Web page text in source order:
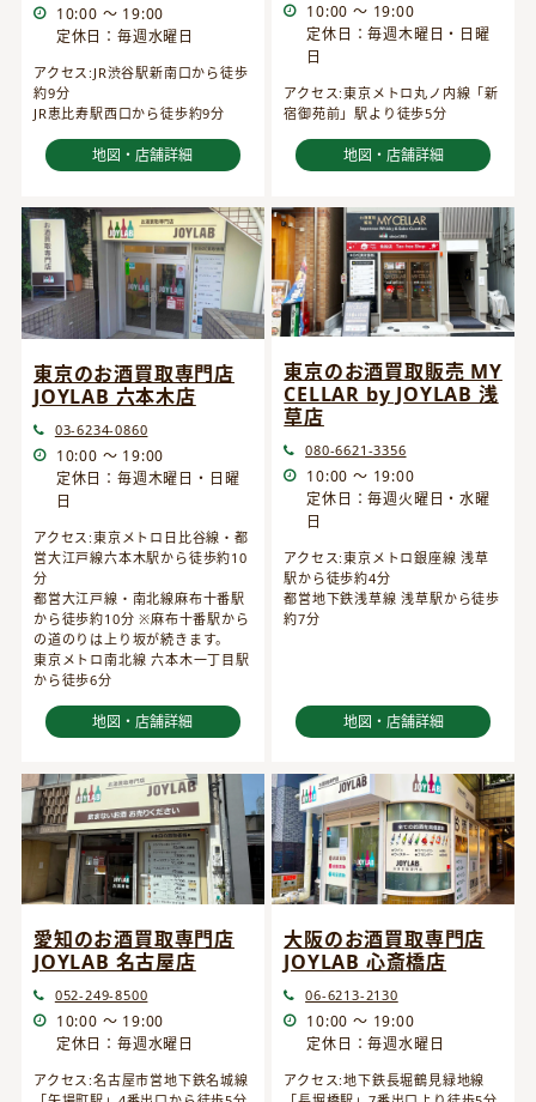
10:00 ～ 19:00
定休日：毎週水曜日
アクセス:JR渋谷駅新南口から徒歩
約9分
JR恵比寿駅西口から徒歩約9分
地図・店舗詳細
10:00 ～ 19:00
定休日：毎週木曜日・日曜
日
アクセス:東京メトロ丸ノ内線「新
宿御苑前」駅より徒歩5分
地図・店舗詳細
東京のお酒買取専門店
JOYLAB 六本木店
03-6234-0860
10:00 ～ 19:00
定休日：毎週木曜日・日曜
日
アクセス:東京メトロ日比谷線・都
営大江戸線六本木駅から徒歩約10
分
都営大江戸線・南北線麻布十番駅
から徒歩約10分 ※麻布十番駅から
の道のりは上り坂が続きます。
東京メトロ南北線 六本木一丁目駅
から徒歩6分
地図・店舗詳細
東京のお酒買取販売 MY
CELLAR by JOYLAB 浅
草店
080-6621-3356
10:00 ～ 19:00
定休日：毎週火曜日・水曜
日
アクセス:東京メトロ銀座線 浅草
駅から徒歩約4分
都営地下鉄浅草線 浅草駅から徒歩
約7分
地図・店舗詳細
愛知のお酒買取専門店
JOYLAB 名古屋店
052-249-8500
10:00 ～ 19:00
定休日：毎週水曜日
アクセス:名古屋市営地下鉄名城線
大阪のお酒買取専門店
JOYLAB 心斎橋店
06-6213-2130
10:00 ～ 19:00
定休日：毎週水曜日
アクセス:地下鉄長堀鶴見緑地線